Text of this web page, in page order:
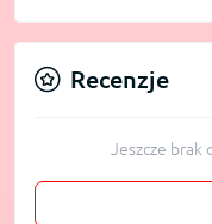
Recenzje
Jeszcze brak